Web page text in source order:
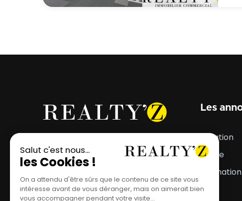
actif
Votre projet mérite
l'emplacement parfait.
Les
Location
Vente